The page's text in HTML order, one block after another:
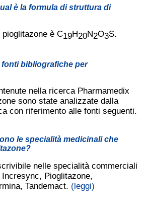
è la formula di struttura di
è C19H20N2O3S.
fonti bibliografiche per
nella ricerca Pharmamedix
sono state analizzate dalla
con riferimento alle fonti seguenti.
le specialità medicinali che
nelle specialità commerciali
Pioglitazone,
Tandemact. (leggi)